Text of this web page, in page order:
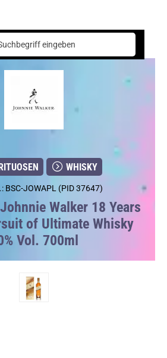
Johnnie Walker 18 Years Old The Pursuit of Ultimate Whisky 40% Vol. 700ml
WHISKY
BSC-JOWAPL (PID 37647)
Walker 18 Years
of Ultimate Whisky
Vol. 700ml